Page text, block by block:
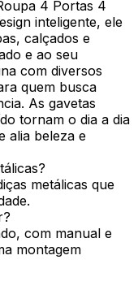
4 Portas 4
inteligente, ele
calçados e
e ao seu
com diversos
quem busca
As gavetas
tornam o dia a dia
alia beleza e
metálicas que
com manual e
montagem